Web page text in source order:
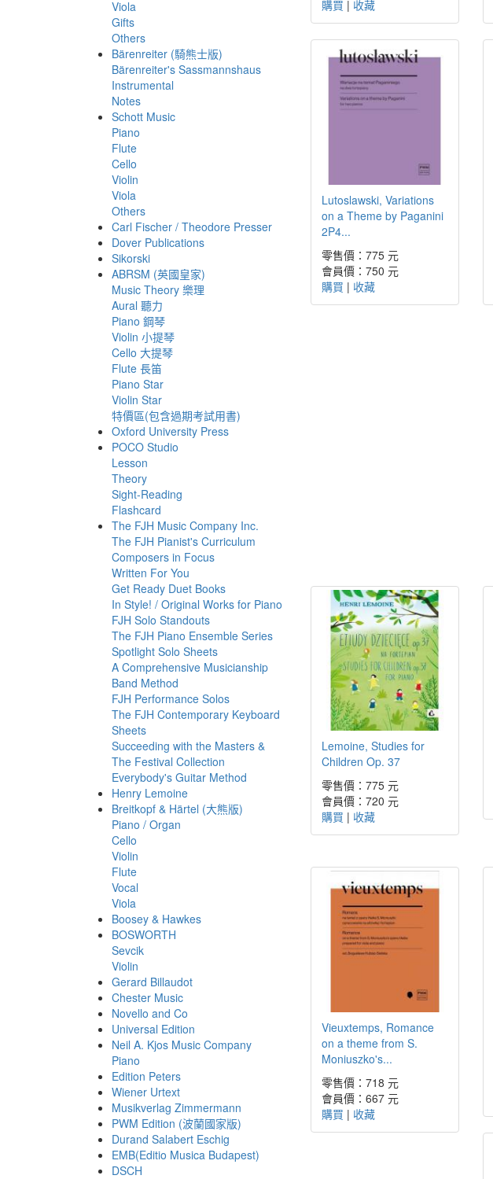
Viola
Gifts
Others
Bärenreiter (騎熊士版)
Bärenreiter's Sassmannshaus
Instrumental
Notes
Schott Music
Piano
Flute
Cello
Violin
Viola
Others
Carl Fischer / Theodore Presser
Dover Publications
Sikorski
ABRSM (英國皇家)
Music Theory 樂理
Aural 聽力
Piano 鋼琴
Violin 小提琴
Cello 大提琴
Flute 長笛
Piano Star
Violin Star
特價區(包含過期考試用書)
Oxford University Press
POCO Studio
Lesson
Theory
Sight-Reading
Flashcard
The FJH Music Company Inc.
The FJH Pianist's Curriculum
Composers in Focus
Written For You
Get Ready Duet Books
In Style! / Original Works for Piano
FJH Solo Standouts
The FJH Piano Ensemble Series
Spotlight Solo Sheets
A Comprehensive Musicianship
Band Method
FJH Performance Solos
The FJH Contemporary Keyboard
Sheets
Succeeding with the Masters &
The Festival Collection
Everybody's Guitar Method
Henry Lemoine
Breitkopf & Härtel (大熊版)
Piano / Organ
Cello
Violin
Flute
Vocal
Viola
Boosey & Hawkes
BOSWORTH
Sevcik
Violin
Gerard Billaudot
Chester Music
Novello and Co
Universal Edition
Neil A. Kjos Music Company
Piano
Edition Peters
Wiener Urtext
Musikverlag Zimmermann
PWM Edition (波蘭國家版)
Durand Salabert Eschig
EMB(Editio Musica Budapest)
DSCH
購買 | 收藏
Lutoslawski, Variations
on a Theme by Paganini
2P4...
零售價：775 元
會員價：750 元
購買 | 收藏
Lemoine, Studies for
Children Op. 37
零售價：775 元
會員價：720 元
購買 | 收藏
Vieuxtemps, Romance
on a theme from S.
Moniuszko's...
零售價：718 元
會員價：667 元
購買 | 收藏